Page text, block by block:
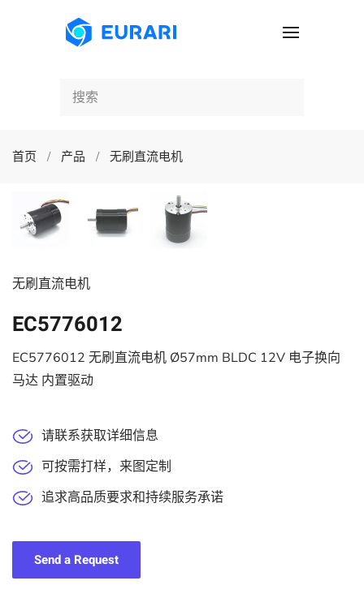
跳至主要内容
首页 产品 无刷直流电机
无刷直流电机
EC5776012
EC5776012 无刷直流电机 Ø57mm BLDC 12V 电子换向
马达 内置驱动
请联系获取详细信息
可按需打样，来图定制
追求高品质要求和持续服务承诺
Send a Request